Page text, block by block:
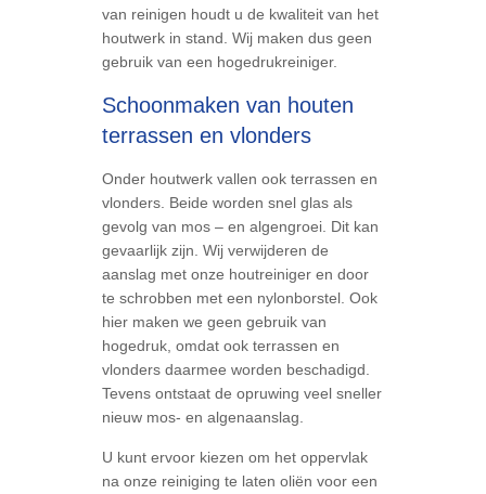
van reinigen houdt u de kwaliteit van het
houtwerk in stand. Wij maken dus geen
gebruik van een hogedrukreiniger.
Schoonmaken van houten
terrassen en vlonders
Onder houtwerk vallen ook terrassen en
vlonders. Beide worden snel glas als
gevolg van mos – en algengroei. Dit kan
gevaarlijk zijn. Wij verwijderen de
aanslag met onze houtreiniger en door
te schrobben met een nylonborstel. Ook
hier maken we geen gebruik van
hogedruk, omdat ook terrassen en
vlonders daarmee worden beschadigd.
Tevens ontstaat de opruwing veel sneller
nieuw mos- en algenaanslag.
U kunt ervoor kiezen om het oppervlak
na onze reiniging te laten oliën voor een